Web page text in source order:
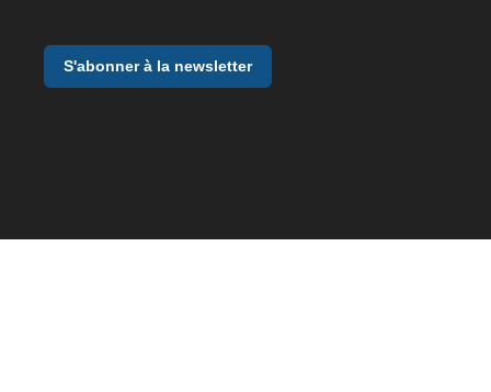
S'abonner à la newsletter